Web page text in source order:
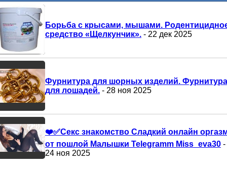
Борьба с крысами, мышами.
средство «Щелкунчик». - 22 дек 2025
Фурнитура для шорных изделий. Фурнитура
для лошадей. - 28 ноя 2025
❤️✅Секс знакомство Сладкий онлайн
от пошлой Малышки Telegramm Miss_eva30 -
24 ноя 2025